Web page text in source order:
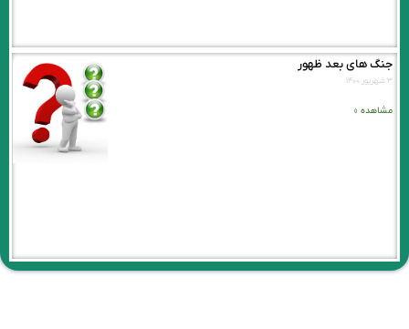
جنگ های بعد ظهور
۳ شهریور ۱۴۰۰
مشاهده »